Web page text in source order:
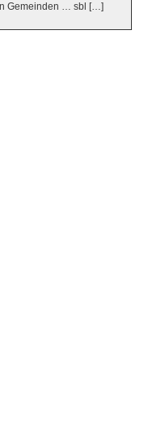
Gemeinden … sbl […]